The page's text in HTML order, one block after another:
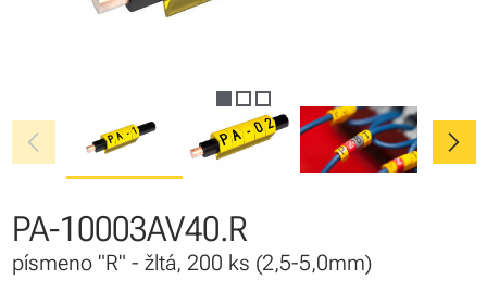
chevron_left chevron_right
PA-10003AV40.R
písmeno "R" - žltá, 200 ks (2,5-5,0mm)